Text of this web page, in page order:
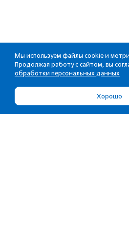
Мы используем файлы cookie и
Продолжая работу с сайтом, вы
обработки персональных данных
Хорошо